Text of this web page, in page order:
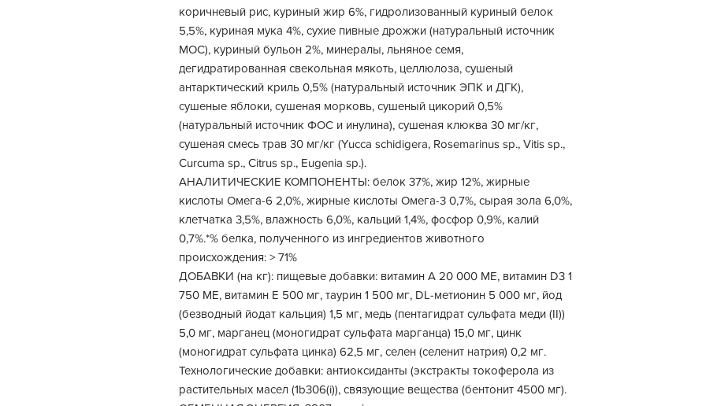
коричневый рис, куриный жир 6%, гидролизованный куриный белок
5,5%, куриная мука 4%, сухие пивные дрожжи (натуральный источник
МОС), куриный бульон 2%, минералы, льняное семя,
дегидратированная свекольная мякоть, целлюлоза, сушеный
антарктический криль 0,5% (натуральный источник ЭПК и ДГК),
сушеные яблоки, сушеная морковь, сушеный цикорий 0,5%
(натуральный источник ФОС и инулина), сушеная клюква 30 мг/кг,
сушеная смесь трав 30 мг/кг (Yucca schidigera, Rosemarinus sp., Vitis sp.,
Curcuma sp., Citrus sp., Eugenia sp.).
АНАЛИТИЧЕСКИЕ КОМПОНЕНТЫ: белок 37%, жир 12%, жирные
кислоты Омега-6 2,0%, жирные кислоты Омега-3 0,7%, сырая зола 6,0%,
клетчатка 3,5%, влажность 6,0%, кальций 1,4%, фосфор 0,9%, калий
0,7%.*% белка, полученного из ингредиентов животного
происхождения: > 71%
ДОБАВКИ (на кг): пищевые добавки: витамин А 20 000 МЕ, витамин D3 1
750 МЕ, витамин Е 500 мг, таурин 1 500 мг, DL-метионин 5 000 мг, йод
(безводный йодат кальция) 1,5 мг, медь (пентагидрат сульфата меди (II))
5,0 мг, марганец (моногидрат сульфата марганца) 15,0 мг, цинк
(моногидрат сульфата цинка) 62,5 мг, селен (селенит натрия) 0,2 мг.
Технологические добавки: антиоксиданты (экстракты токоферола из
растительных масел (1b306(i)), связующие вещества (бентонит 4500 мг).